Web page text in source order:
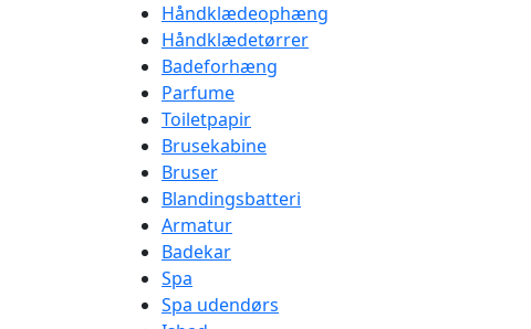
Håndklædeophæng
Håndklædetørrer
Badeforhæng
Parfume
Toiletpapir
Brusekabine
Bruser
Blandingsbatteri
Armatur
Badekar
Spa
Spa udendørs